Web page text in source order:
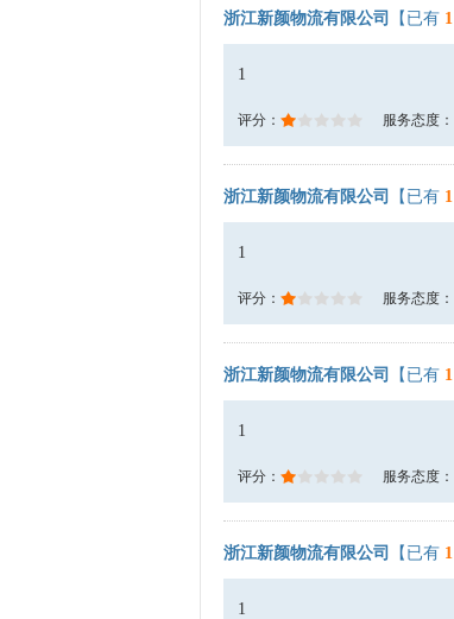
浙江新颜物流有限公司 【已有 1
1
评分： 服务态度：
浙江新颜物流有限公司 【已有 1
1
评分： 服务态度：
浙江新颜物流有限公司 【已有 1
1
评分： 服务态度：
浙江新颜物流有限公司 【已有 1
1